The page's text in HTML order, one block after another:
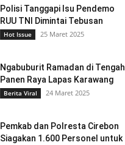
Polisi Tanggapi Isu Pendemo
RUU TNI Dimintai Tebusan
Hot Issue 25 Maret 2025
Ngabuburit Ramadan di Tengah
Panen Raya Lapas Karawang
Berita Viral 24 Maret 2025
Pemkab dan Polresta Cirebon
Siagakan 1.600 Personel untuk